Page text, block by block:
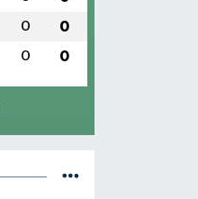
0 0
0 0